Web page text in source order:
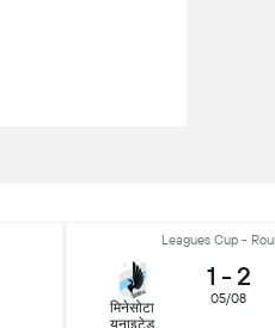
Leagues Cup -
मिनेसोटा
यूनाइटेड
1 - 2
05/08